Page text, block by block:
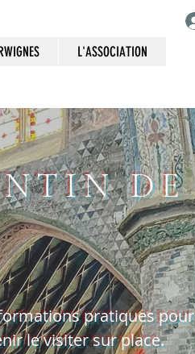
L'ASSOCIATION
DE
pratiques pour
le visiter sur place.